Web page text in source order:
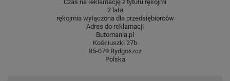
Czas na reklamację z tytułu rękojmi
2 lata
rękojmia wyłączona dla przedsiębiorców
Adres do reklamacji
Butomania.pl
Kościuszki 27b
85-079 Bydgoszcz
Polska